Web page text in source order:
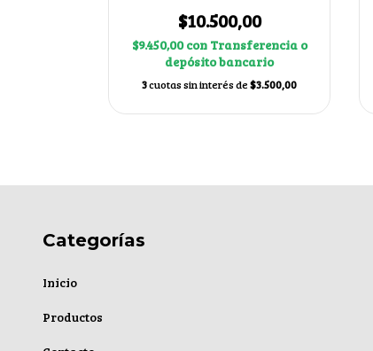
$10.500,00
$9.450,00con Transferencia o
depósito bancario
3cuotas sin interés de$3.500,00
Categorías
Inicio
Productos